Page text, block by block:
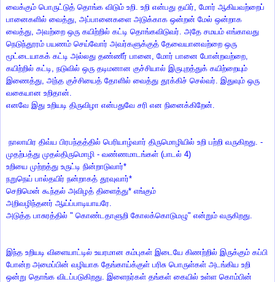
வைக்கும் பொருட்டுத் தொங்க விடும் உறி. உறி என்பது தயிர், மோர் ஆகியவற்றைப்
பானைகளில் வைத்து, அப்பானைகளை அடுக்காக ஒன்றன் மேல் ஒன்றாக
வைத்து, அவற்றை ஒரு கயிற்றில் கட்டி தொங்கவிடுவர். அதே சமயம் எங்காவது
நெடுந்தூரம் பயணம் செய்வோர் அவர்களுக்குத் தேவையானவற்றை ஒரு
மூட்டையாகக் கட்டி அல்லது தண்ணீர் பானை, மோர் பானை போன்றவற்றை,
கயிற்றில் கட்டி, நடுவில் ஒரு தடிமனான குச்சியால் இருபுறத்துக் கயிற்றையும்
இணைத்து, அந்த குச்சியைத் தோளில் வைத்து தூக்கிச் செல்வர். இதுவும் ஒரு
வகையான உறிதான்.
எனவே இது உறியடி திருவிழா என்பதுவே சரி என நினைக்கிறேன்.
நாலாயிர திவ்ய பிரபந்தத்தில் பெரியாழ்வார் திருமொழியில் உறி பற்றி வருகிறது. -
முதற்பத்து முதல்திருமொழி - வண்ணமாடங்கள் (பாடல் 4)
உறியை முற்றத்து உருட்டி நின்றாடுவார்*
நறுநெய் பால்தயிர் நன்றாகத் தூவுவார்*
செறிமென் கூந்தல் அவிழத் திளைத்து* எங்கும்
அறிவழிந்தனர் ஆய்ப்பாடியாயரே.
அடுத்த பாசுரத்தில் " கொண்டதாளுறி கோலக்கொடுமழு" என்றும் வருகிறது.
இந்த உறியடி விளையாட்டில் உயரமான கம்புகள் இடையே கிணற்றில் இருக்கும் கப்பி
போன்ற அமைப்பின் வழியாக தேங்காய்க்குள் பரிசு பொருள்கள் அடங்கிய உறி
ஒன்று தொங்க விடப்படுகிறது. இளைநர்கள் தங்கள் கையில் உள்ள கொம்பின்